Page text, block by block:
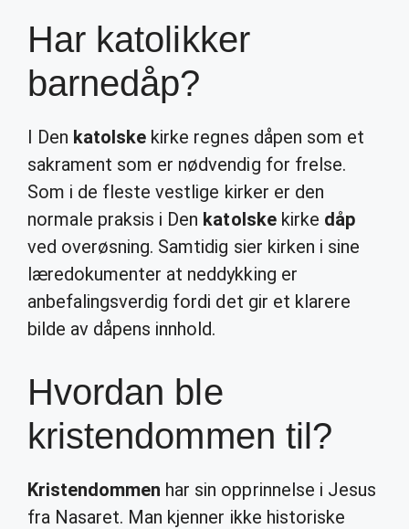
Har katolikker
barnedåp?
I Den katolske kirke regnes dåpen som et
sakrament som er nødvendig for frelse.
Som i de fleste vestlige kirker er den
normale praksis i Den katolskekirke dåp
ved overøsning. Samtidig sier kirken i sine
læredokumenter at neddykking er
anbefalingsverdig fordi det gir et klarere
bilde av dåpens innhold.
Hvordan ble
kristendommen til?
Kristendommen har sin opprinnelse i Jesus
fra Nasaret. Man kjenner ikke historiske